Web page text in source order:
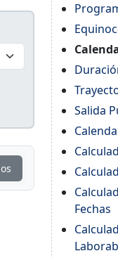
Salida
Fechas